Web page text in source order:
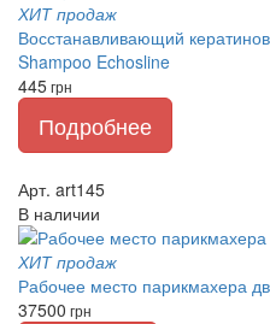
ХИТ продаж
Восстанавливающий
Shampoo Echosline
445грн
Подробнее
Арт. art145
В наличии
ХИТ продаж
Рабочее место парикмахера
37500 грн